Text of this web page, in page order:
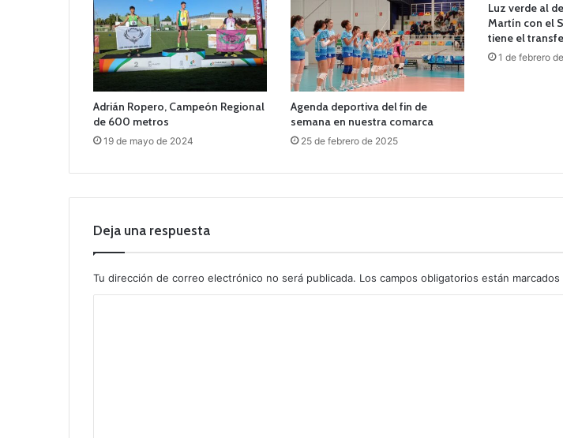
Adrián Ropero, Campeón Regional
de 600 metros
19 de mayo de 2024
Agenda deportiva del fin de
semana en nuestra comarca
25 de febrero de 2025
Luz verde al
Martín con el
tiene el
1 de febrero
Deja una respuesta
Tu dirección de correo electrónico no será publicada. Los campos obligatorios están marcados